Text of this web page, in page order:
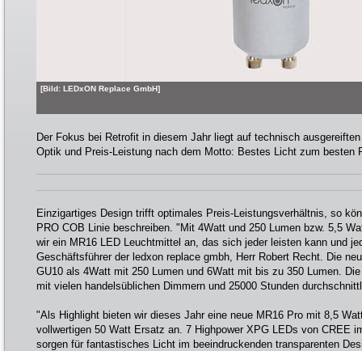
[Bild: LEDxON Replace GmbH]
Der Fokus bei Retrofit in diesem Jahr liegt auf technisch
Optik und Preis-Leistung nach dem Motto: Bestes Licht zum besten
Einzigartiges Design trifft optimales Preis-Leistungsverhältnis, so
PRO COB Linie beschreiben. "Mit 4Watt und 250 Lumen bzw. 5,5
wir ein MR16 LED Leuchtmittel an, das sich jeder leisten kann und
Geschäftsführer der ledxon replace gmbh, Herr Robert Recht. Die
GU10 als 4Watt mit 250 Lumen und 6Watt mit bis zu 350 Lumen.
mit vielen handelsüblichen Dimmern und 25000 Stunden
"Als Highlight bieten wir dieses Jahr eine neue MR16 Pro mit 8,5
vollwertigen 50 Watt Ersatz an. 7 Highpower XPG LEDs von CREE
sorgen für fantastisches Licht im beeindruckenden transparenten